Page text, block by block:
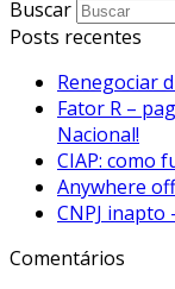
Buscar
Posts recentes
Renegociar
Fator R –
Nacional!
CIAP: como
Anywhere
CNPJ inapto
Comentários